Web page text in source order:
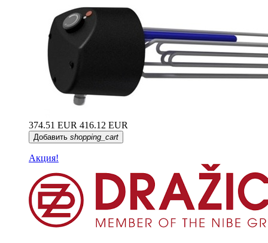
374.51 EUR 416.12 EUR
Добавить shopping_cart
Акция!